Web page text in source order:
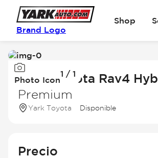
Brand Logo
Shop
Image
of
Photo Icon
1 / 1
2025 Toyota Rav4
Premium
Yark Toyota Disponible
Precio